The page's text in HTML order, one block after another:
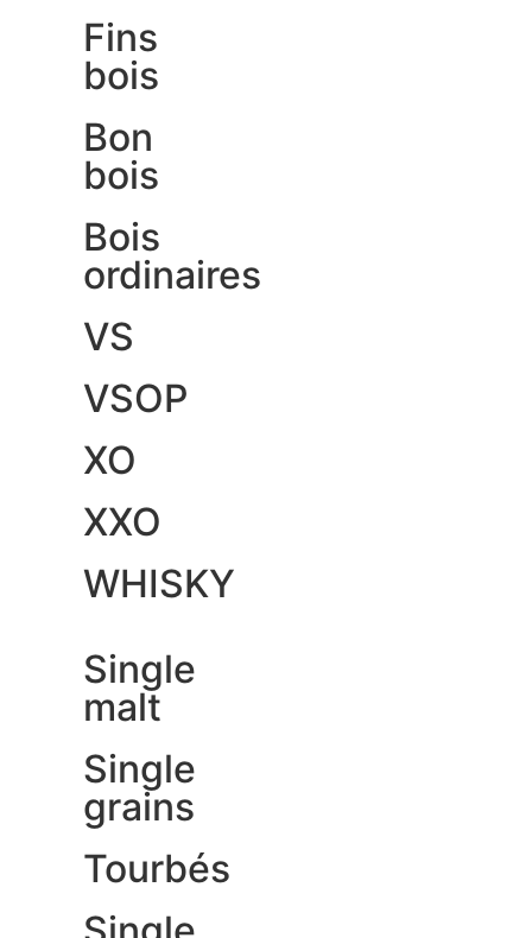
Fins
bois
Bon
bois
Bois
ordinaires
VS
VSOP
XO
XXO
WHISKY
Single
malt
Single
grains
Tourbés